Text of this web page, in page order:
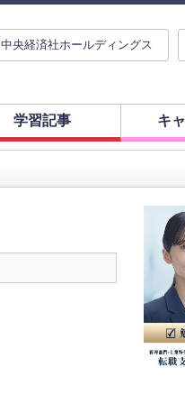
中央経済社ホールディングス
学習記事 キ